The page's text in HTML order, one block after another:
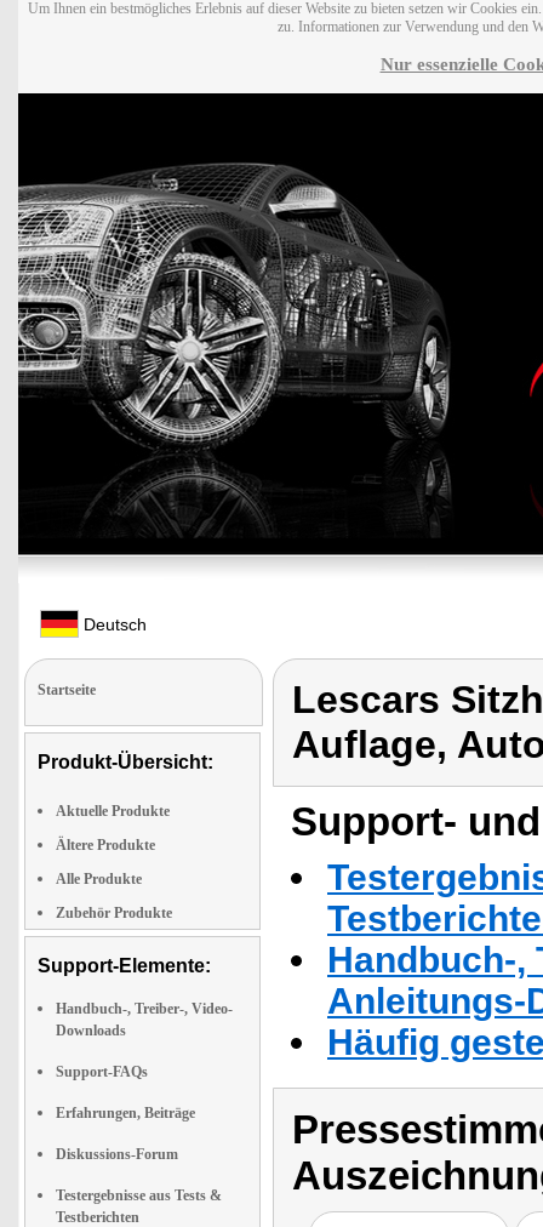
Um Ihnen ein bestmögliches Erlebnis auf dieser Website zu bieten setzen wir Cookies
zu. Informationen zur Verwendung und den
Nur essenzielle
Deutsch
Startseite
Produkt-Übersicht:
Aktuelle Produkte
Ältere Produkte
Alle Produkte
Zubehör Produkte
Support-Elemente:
Handbuch-, Treiber-, Video-
Downloads
Support-FAQs
Erfahrungen, Beiträge
Diskussions-Forum
Testergebnisse aus Tests &
Testberichten
Lescars
Auflage,
Support-
Handbuch-,
Anleitungs-
Häufig